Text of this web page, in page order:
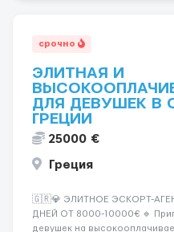
срочно
ЭЛИТНАЯ И
ДЛЯ ДЕВУШЕК В
ГРЕЦИИ
25000 €
Греция
🇬🇷💎 ЭЛИТНОЕ ЭСКОРТ-
ДНЕЙ ОТ 8000-10000€ 🔹
девушек на